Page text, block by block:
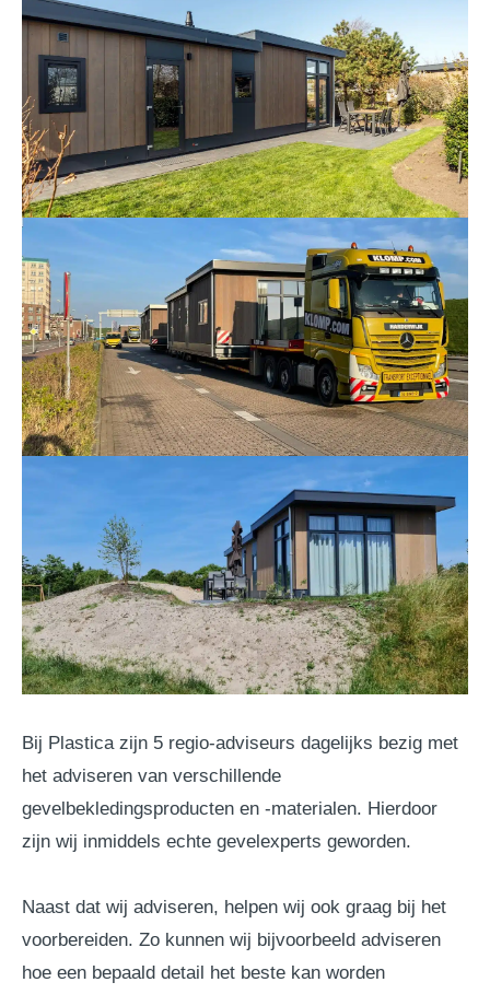
Bij Plastica zijn 5 regio-adviseurs dagelijks bezig met
het adviseren van verschillende
gevelbekledingsproducten en -materialen. Hierdoor
zijn wij inmiddels echte gevelexperts geworden.
Naast dat wij adviseren, helpen wij ook graag bij het
voorbereiden. Zo kunnen wij bijvoorbeeld adviseren
hoe een bepaald detail het beste kan worden